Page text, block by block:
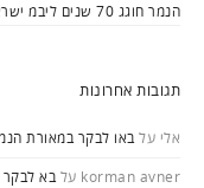
הנמר חוגג 70 שנים ליבמ ישראל – חלק א'
תגובות אחרונות
אלי עלבאו לבקר במאורת
korman avner עלבא לבקר